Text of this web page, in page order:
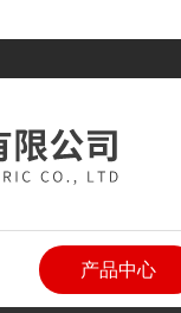
产品中心